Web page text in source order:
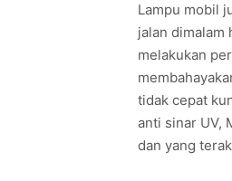
Lampu mobil
jalan dimalam
melakukan
tidak cepat
anti sinar UV,
dan yang